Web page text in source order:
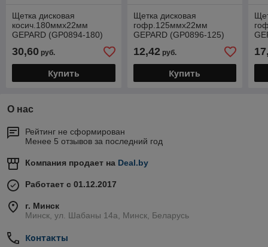
Щетка дисковая
косич.180ммх22мм
GEPARD (GP0894-180)
блистере)
30,60 руб.
Купить
Щетка дисковая
гофр.125ммх22мм
GEPARD (GP0896-125)
блистере)
12,42руб.
Купить
О нас
Рейтинг не сформирован
Менее 5 отзывов за последний год
Компания продает на Deal.by
Работает с 01.12.2017
г. Минск
Минск, ул. Шабаны 14а, Минск, Беларусь
Контакты